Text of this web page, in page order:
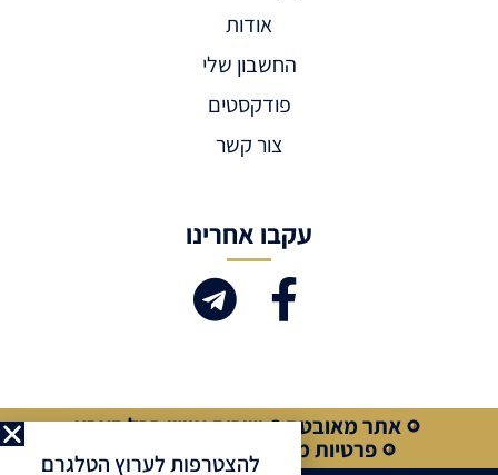
אודות
החשבון שלי
פודקסטים
צור קשר
עקבו אחרינו
אתר מאובטח
שירות אישי בכל הארץ
פרטיות מלאה
קנייה מאובטחת
להצטרפות לערוץ הטלגרם